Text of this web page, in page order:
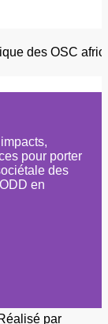
des OSC
pour porter
des
en
par